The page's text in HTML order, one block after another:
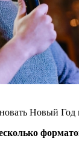
Новый